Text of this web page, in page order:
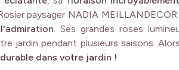
paysager NADIA
. Ses grandes roses
jardin pendant plusieurs saisons.
dans votre jardin !